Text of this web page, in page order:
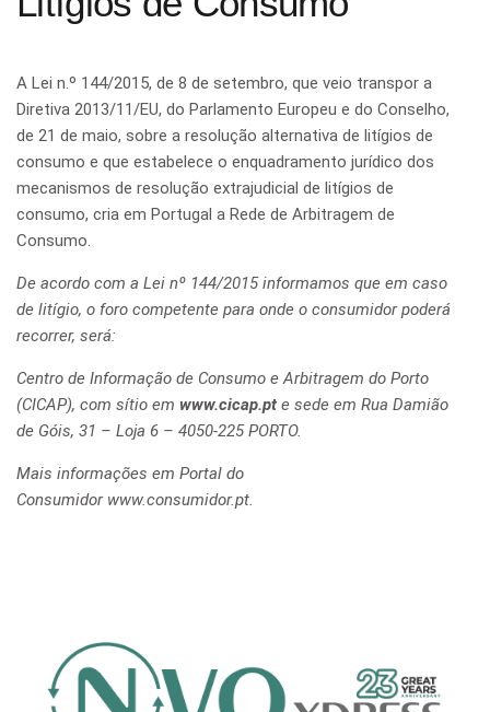
A Lei n.º 144/2015, de 8 de setembro, que veio transpor a
Diretiva 2013/11/EU, do Parlamento Europeu e do Conselho,
de 21 de maio, sobre a resolução alternativa de litígios de
consumo e que estabelece o enquadramento jurídico dos
mecanismos de resolução extrajudicial de litígios de
consumo, cria em Portugal a Rede de Arbitragem de
Consumo.
De acordo com a Lei nº 144/2015 informamos que em caso
de litígio, o foro competente para onde o consumidor poderá
recorrer, será:
Centro de Informação de Consumo e Arbitragem do Porto
(CICAP), com sítio em www.cicap.pt e sede em Rua Damião
de Góis, 31 – Loja 6 – 4050-225 PORTO.
Mais informações em Portal do
Consumidor www.consumidor.pt.